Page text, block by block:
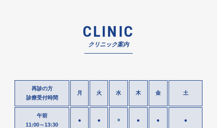
CLINIC
クリニック案内
再診の方
診療受付時間
月 火 水 木 金 土
午前
11:00～13:30
● ● × ● ● ●